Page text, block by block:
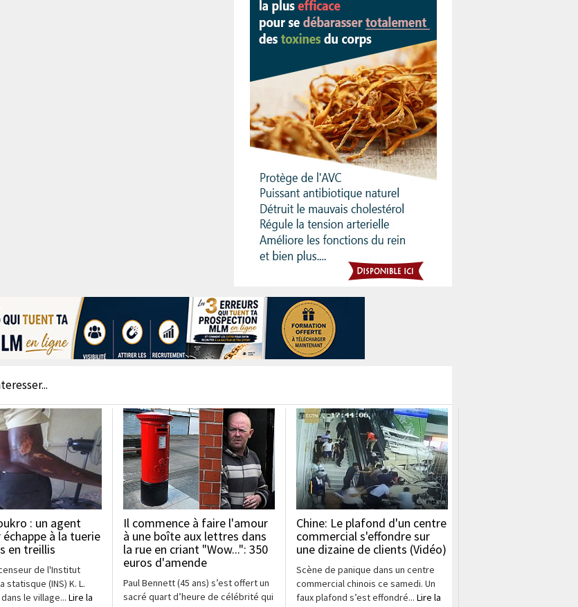
: un agent
échappe à la tuerie
en treillis
de l'Institut
statisque (INS) K. L.
le village... Lire la
Il commence à faire l'amour
à une boîte aux lettres dans
la rue en criant "Wow...": 350
euros d'amende
Paul Bennett (45 ans) s’est offert un
sacré quart d’heure de célébrité qui
Chine: Le plafond d'un centre
commercial s'effondre sur
une dizaine de clients (Vidéo)
Scène de panique dans un centre
commercial chinois ce samedi. Un
faux plafond s’est effondré... Lire la